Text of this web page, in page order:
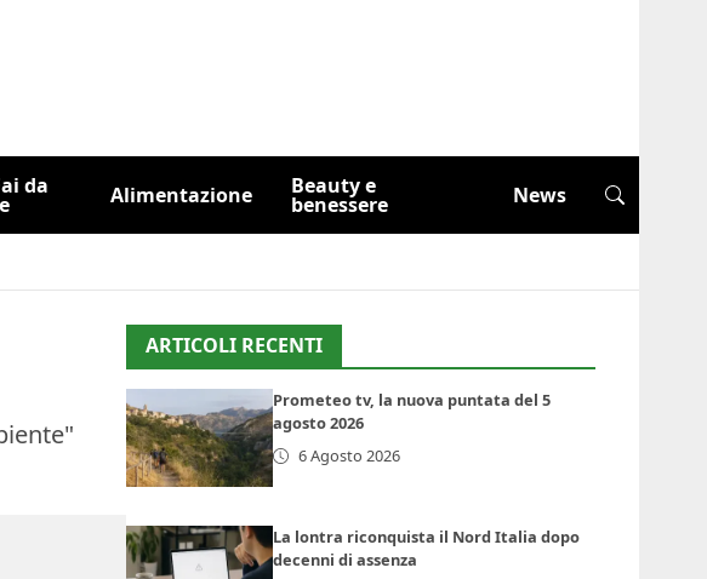
da Alimentazione Beauty e
benessere News
ARTICOLI RECENTI
Prometeo tv, la nuova puntata del 5
agosto 2026
6 Agosto 2026
La lontra riconquista il Nord Italia dopo
decenni di assenza